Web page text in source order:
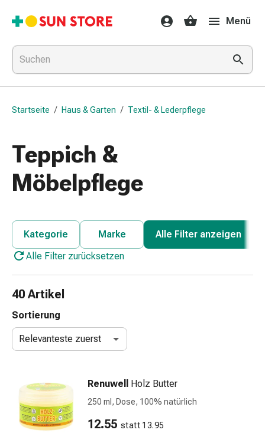
Gesundheit
&
Medikamente
Erkältung
&
Grippe
&
Halsschmerzen
Grippe-
&
Erkältung
Ausstattung
Nasenspülung
Hautirritation
&
-
verletzung
Kompressen
Fingerverbände
Fixierpflaster
Gazebinden
Menü
Startseite / Haus & Garten / Textil- & Lederpflege
Teppich &
Möbelpflege
Kategorie Marke
Alle Filter anzeigen
Alle Filter zurücksetzen
40 Artikel
Sortierung
Relevanteste zuerst
Renuwell Holz Butter
250 ml, Dose, 100% natürlich
12.55 statt 13.95